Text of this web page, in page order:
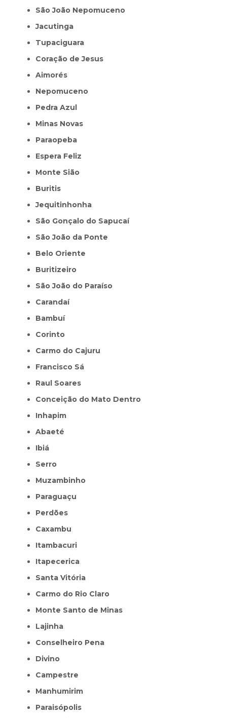
São João Nepomuceno
Jacutinga
Tupaciguara
Coração de Jesus
Aimorés
Nepomuceno
Pedra Azul
Minas Novas
Paraopeba
Espera Feliz
Monte Sião
Buritis
Jequitinhonha
São Gonçalo do Sapucaí
São João da Ponte
Belo Oriente
Buritizeiro
São João do Paraíso
Carandaí
Bambuí
Corinto
Carmo do Cajuru
Francisco Sá
Raul Soares
Conceição do Mato Dentro
Inhapim
Abaeté
Ibiá
Serro
Muzambinho
Paraguaçu
Perdões
Caxambu
Itambacuri
Itapecerica
Santa Vitória
Carmo do Rio Claro
Monte Santo de Minas
Lajinha
Conselheiro Pena
Divino
Campestre
Manhumirim
Paraisópolis